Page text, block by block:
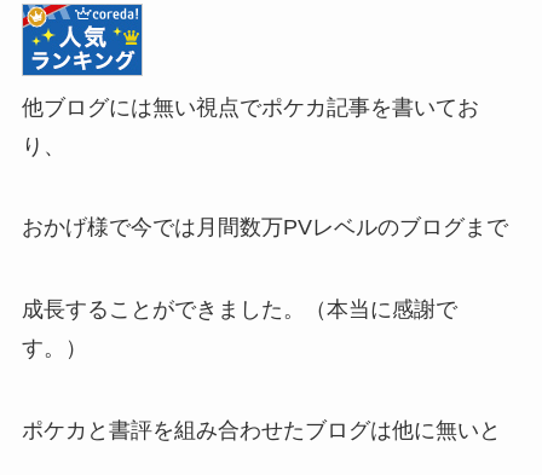
他ブログには無い視点でポケカ記事を書いてお
り、
おかげ様で今では月間数万PVレベルのブログまで
成長することができました。（本当に感謝で
す。）
ポケカと書評を組み合わせたブログは他に無いと